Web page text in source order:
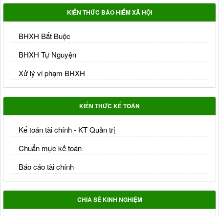
KIẾN THỨC BẢO HIỂM XÃ HỘI
BHXH Bắt Buộc
BHXH Tự Nguyện
Xử lý vi phạm BHXH
KIẾN THỨC KẾ TOÁN
Kế toán tài chính - KT Quản trị
Chuẩn mực kế toán
Báo cáo tài chính
CHIA SẺ KINH NGHIỆM